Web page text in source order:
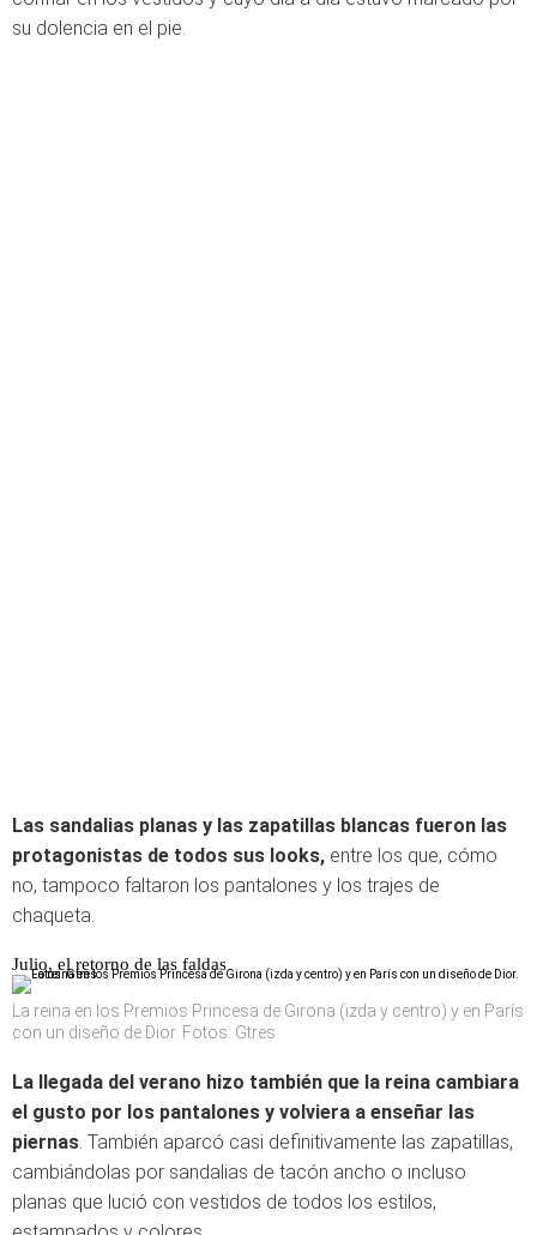
su dolencia en el pie.
Las sandalias planas y las zapatillas blancas fueron las
protagonistas de todos sus looks, entre los que, cómo
no, tampoco faltaron los pantalones y los trajes de
chaqueta.
Julio, el retorno de las faldas
La reina en los Premios Princesa de Girona (izda y centro) y en París
con un diseño de Dior. Fotos: Gtres
La llegada del verano hizo también que la reina cambiara
el gusto por los pantalones y volviera a enseñar las
piernas. También aparcó casi definitivamente las zapatillas,
cambiándolas por sandalias de tacón ancho o incluso
planas que lució con vestidos de todos los estilos,